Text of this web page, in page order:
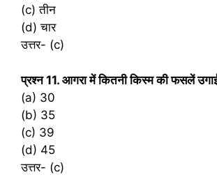
(c) तीन
(d) चार
उत्तर- (c)
प्रश्‍न 11. आगरा में कितनी किस्म की फसलें
(a) 30
(b) 35
(c) 39
(d) 45
उत्तर- (c)